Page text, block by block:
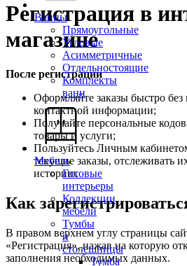
Ванны
Прямоугольные
Угловые
Асимметричные
Отдельностоящие
Комплекты
ванн
Мебель
Готовые
интерьеры
Коллекции
мебели
Тумбы
и
столешницы
Тумба
Регистрация в
магазине
После регистрации
Оформляйте заказы быстро без
контактной информации;
Получайте персональные
товары и услуги;
Пользуйтесь Личным
текущие заказы, отслеживать
историю.
Как
В правом верхнем углу страницы
«Регистрация», нажав на которую
заполнения необходимых данных.